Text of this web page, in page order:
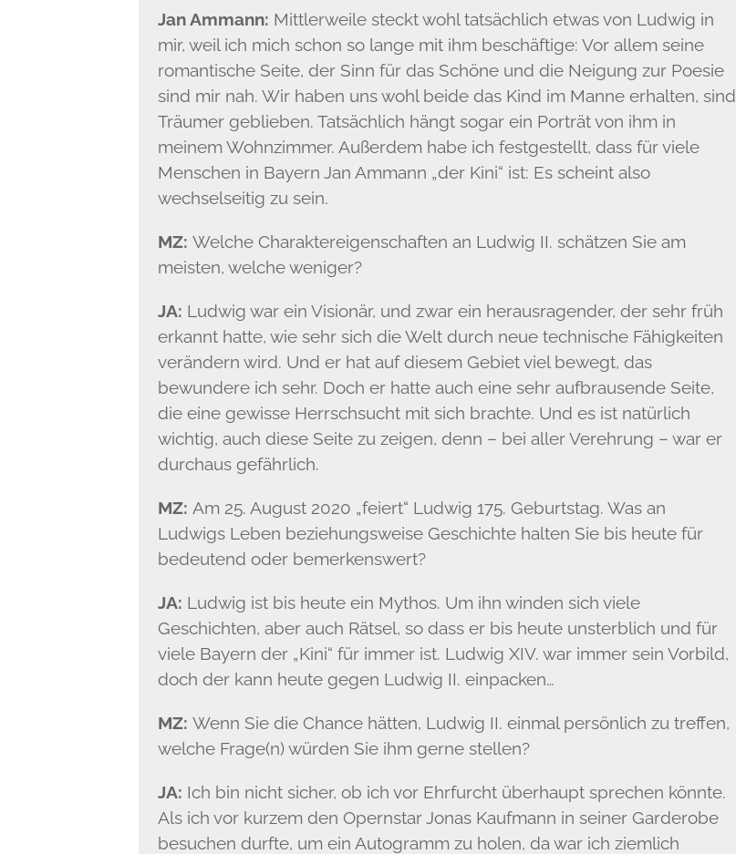
Jan Ammann: Mittlerweile steckt wohl tatsächlich etwas von Ludwig in
mir, weil ich mich schon so lange mit ihm beschäftige: Vor allem seine
romantische Seite, der Sinn für das Schöne und die Neigung zur Poesie
sind mir nah. Wir haben uns wohl beide das Kind im Manne erhalten, sind
Träumer geblieben. Tatsächlich hängt sogar ein Porträt von ihm in
meinem Wohnzimmer. Außerdem habe ich festgestellt, dass für viele
Menschen in Bayern Jan Ammann „der Kini“ ist: Es scheint also
wechselseitig zu sein.
MZ: Welche Charaktereigenschaften an Ludwig II. schätzen Sie am
meisten, welche weniger?
JA: Ludwig war ein Visionär, und zwar ein herausragender, der sehr früh
erkannt hatte, wie sehr sich die Welt durch neue technische Fähigkeiten
verändern wird. Und er hat auf diesem Gebiet viel bewegt, das
bewundere ich sehr. Doch er hatte auch eine sehr aufbrausende Seite,
die eine gewisse Herrschsucht mit sich brachte. Und es ist natürlich
wichtig, auch diese Seite zu zeigen, denn – bei aller Verehrung – war er
durchaus gefährlich.
MZ: Am 25. August 2020 „feiert“ Ludwig 175. Geburtstag. Was an
Ludwigs Leben beziehungsweise Geschichte halten Sie bis heute für
bedeutend oder bemerkenswert?
JA: Ludwig ist bis heute ein Mythos. Um ihn winden sich viele
Geschichten, aber auch Rätsel, so dass er bis heute unsterblich und für
viele Bayern der „Kini“ für immer ist. Ludwig XIV. war immer sein Vorbild,
doch der kann heute gegen Ludwig II. einpacken…
MZ: Wenn Sie die Chance hätten, Ludwig II. einmal persönlich zu treffen,
welche Frage(n) würden Sie ihm gerne stellen?
JA: Ich bin nicht sicher, ob ich vor Ehrfurcht überhaupt sprechen könnte.
Als ich vor kurzem den Opernstar Jonas Kaufmann in seiner Garderobe
besuchen durfte, um ein Autogramm zu holen, da war ich ziemlich